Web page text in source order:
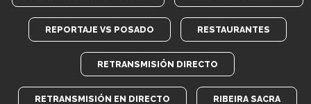
REPORTAJE VS POSADO RESTAURANTES
RETRANSMISIÓN DIRECTO
RETRANSMISIÓN EN DIRECTO RIBEIRA SACRA